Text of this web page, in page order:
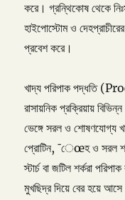
করে। গ্রন্থিকোষ থেকে
হাইপোস্টোম ও
প্রবেশ করে।
খাদ্য পরিপাক পদ্ধতি
রাসায়নিক প্রক্রিয়ায়
ভেঙ্গে সরল ও শোষণযোগ্য
প্রোটিন, ¯েœহ ও সরল
স্টার্চ বা জটিল শর্করা
মুখছিদ্র দিয়ে বের হয়ে